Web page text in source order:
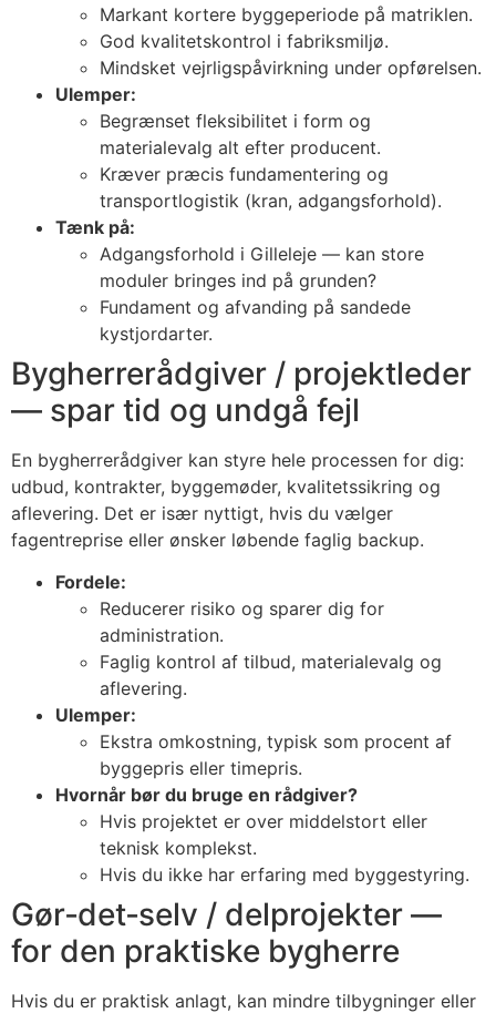
Markant kortere byggeperiode på matriklen.
God kvalitetskontrol i fabriksmiljø.
Mindsket vejrligspåvirkning under opførelsen.
Ulemper:
Begrænset fleksibilitet i form og
materialevalg alt efter producent.
Kræver præcis fundamentering og
transportlogistik (kran, adgangsforhold).
Tænk på:
Adgangsforhold i Gilleleje — kan store
moduler bringes ind på grunden?
Fundament og afvanding på sandede
kystjordarter.
Bygherrerådgiver / projektleder
— spar tid og undgå fejl
En bygherrerådgiver kan styre hele processen for dig:
udbud, kontrakter, byggemøder, kvalitetssikring og
aflevering. Det er især nyttigt, hvis du vælger
fagentreprise eller ønsker løbende faglig backup.
Fordele:
Reducerer risiko og sparer dig for
administration.
Faglig kontrol af tilbud, materialevalg og
aflevering.
Ulemper:
Ekstra omkostning, typisk som procent af
byggepris eller timepris.
Hvornår bør du bruge en rådgiver?
Hvis projektet er over middelstort eller
teknisk komplekst.
Hvis du ikke har erfaring med byggestyring.
Gør‑det‑selv / delprojekter —
for den praktiske bygherre
Hvis du er praktisk anlagt, kan mindre tilbygninger eller